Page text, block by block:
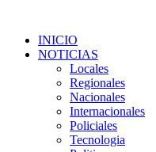
INICIO
NOTICIAS
Locales
Regionales
Nacionales
Internacionales
Policiales
Tecnologia